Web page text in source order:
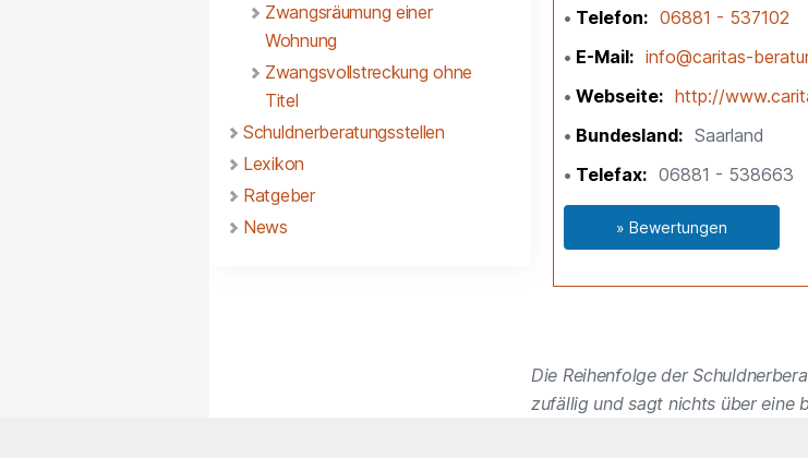
Zwangsräumung einer
Wohnung
Zwangsvollstreckung ohne
Titel
Schuldnerberatungsstellen
Lexikon
Ratgeber
News
Telefon
06881 - 537102
E-Mail
info@caritas-
Webseite
http://
Bundesland
Saarland
Telefax
06881 - 538663
» Bewertungen
Die Reihenfolge der
zufällig und sagt nichts über eine